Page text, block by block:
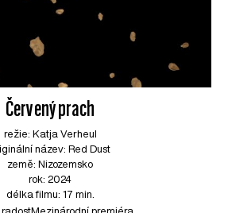
Červený prach
režie: Katja Verheul
název: Red Dust
země: Nizozemsko
rok: 2024
délka filmu: 17 min.